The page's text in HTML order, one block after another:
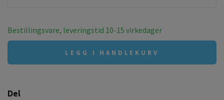
Bestillingsvare, leveringstid 10-15 virkedager
LEGG I HANDLEKURV
Del